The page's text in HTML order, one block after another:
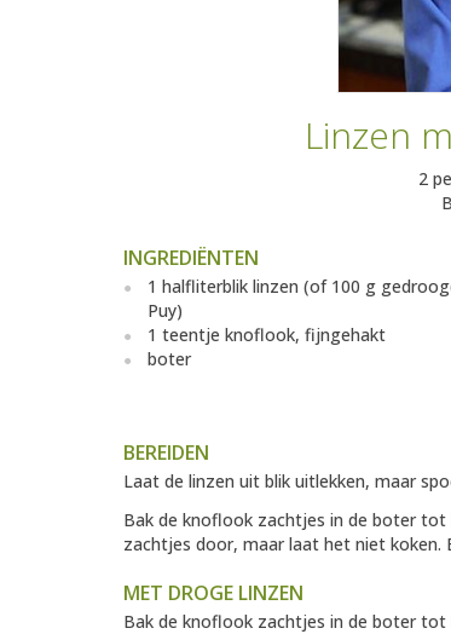
Linzen
2
INGREDIËNTEN
1 halfliterblik linzen (of 100 g
Puy)
1 teentje knoflook, fijngehakt
boter
BEREIDEN
Laat de linzen uit blik uitlekken, maar
Bak de knoflook zachtjes in de boter
zachtjes door, maar laat het niet koken.
MET DROGE LINZEN
Bak de knoflook zachtjes in de boter